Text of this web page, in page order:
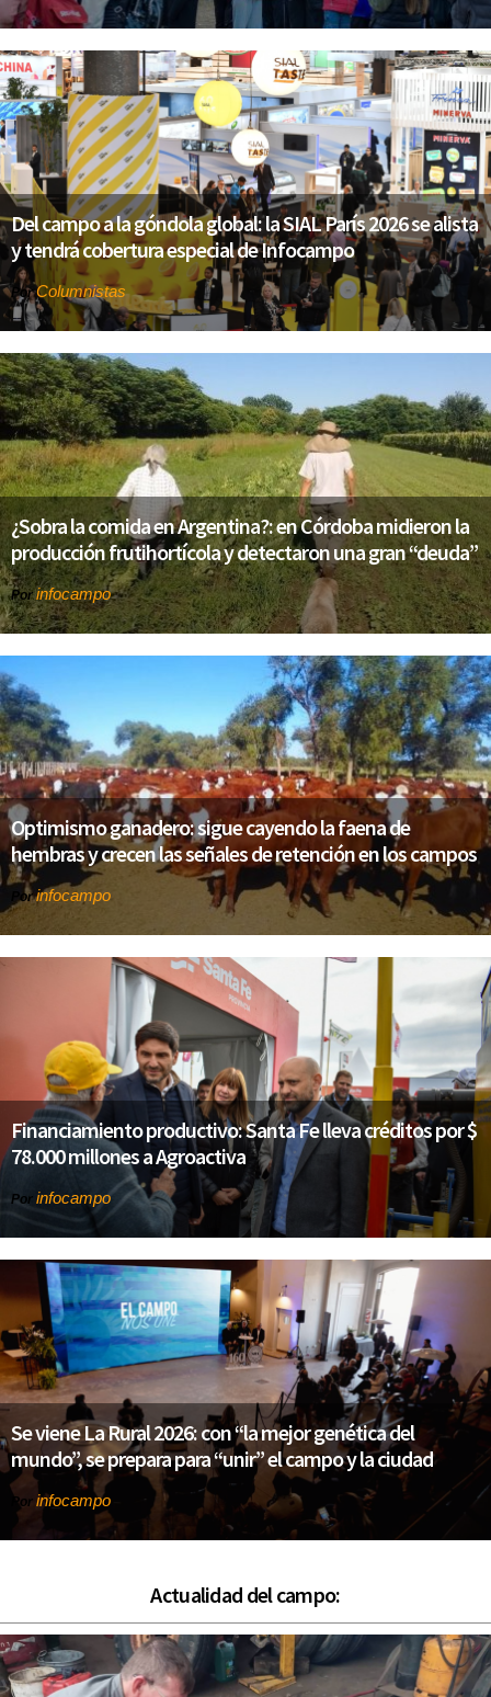
Del campo a la góndola global: la SIAL París 2026 se alista
y tendrá cobertura especial de Infocampo
PorColumnistas
¿Sobra la comida en Argentina?: en Córdoba midieron la
producción frutihortícola y detectaron una gran “deuda”
Porinfocampo
Optimismo ganadero: sigue cayendo la faena de
hembras y crecen las señales de retención en los campos
Porinfocampo
Financiamiento productivo: Santa Fe lleva créditos por $
78.000 millones a Agroactiva
Por infocampo
Se viene La Rural 2026: con “la mejor genética del
mundo”, se prepara para “unir” el campo y la ciudad
Por infocampo
Actualidad del campo: